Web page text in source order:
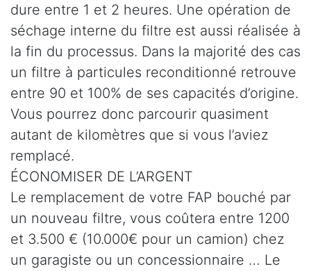
dure entre 1 et 2 heures. Une opération de
séchage interne du filtre est aussi réalisée à
la fin du processus. Dans la majorité des cas
un filtre à particules reconditionné retrouve
entre 90 et 100% de ses capacités d’origine.
Vous pourrez donc parcourir quasiment
autant de kilomètres que si vous l’aviez
remplacé.
ÉCONOMISER DE L’ARGENT
Le remplacement de votre FAP bouché par
un nouveau filtre, vous coûtera entre 1200
et 3.500 € (10.000€ pour un camion) chez
un garagiste ou un concessionnaire … Le